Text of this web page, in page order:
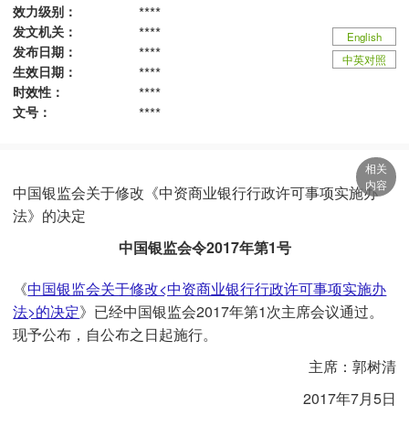
English
中英对照
效力级别： ****
发文机关： ****
发布日期： ****
生效日期： ****
时效性： ****
文号： ****
中国银监会关于修改《中资商业银行行政许可事项实施办
法》的决定
中国银监会令2017年第1号
《中国银监会关于修改<中资商业银行行政许可事项实施办
法>的决定》已经中国银监会2017年第1次主席会议通过。
现予公布，自公布之日起施行。
主席：郭树清
2017年7月5日
相关
内容